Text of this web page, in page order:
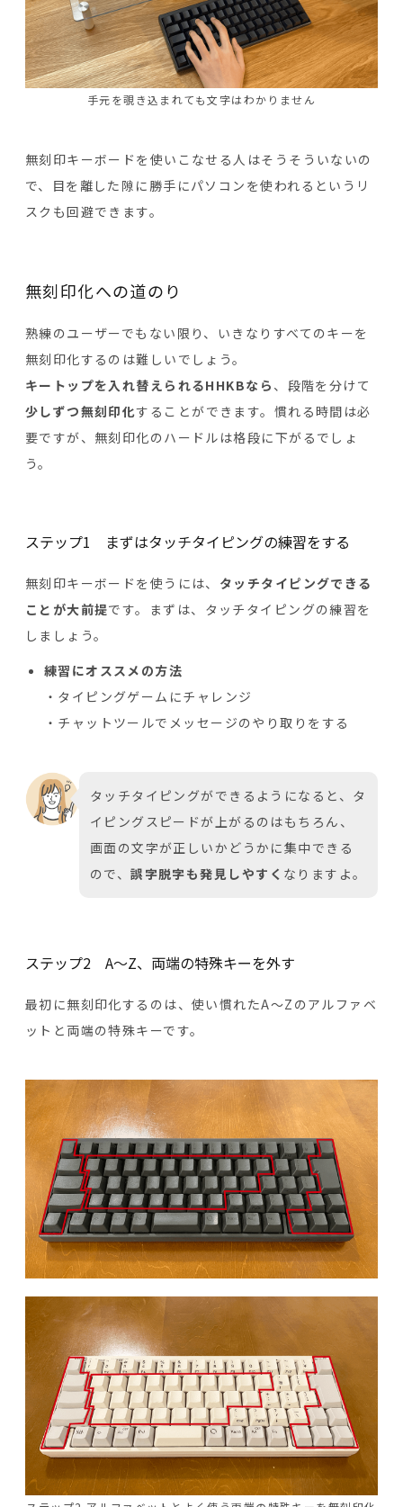
手元を覗き込まれても文字はわかりません
無刻印キーボードを使いこなせる人はそうそういないの
で、目を離した隙に勝手にパソコンを使われるというリ
スクも回避できます。
無刻印化への道のり
熟練のユーザーでもない限り、いきなりすべてのキーを
無刻印化するのは難しいでしょう。
キートップを入れ替えられるHHKBなら 、段階を分けて
少しずつ無刻印化することができます。慣れる時間は必
要ですが、無刻印化のハードルは格段に下がるでしょ
う。
ステップ1 まずはタッチタイピングの練習をする
無刻印キーボードを使うには、 タッチタイピングできる
ことが大前提です。まずは、タッチタイピングの練習を
しましょう。
練習にオススメの方法
タイピングゲームにチャレンジ
チャットツールでメッセージのやり取りをする
タッチタイピングができるようになると、タ
イピングスピードが上がるのはもちろん、
画面の文字が正しいかどうかに集中できる
ので、誤字脱字も発見しやすく なりますよ。
ステップ2 A～Z、両端の特殊キーを外す
最初に無刻印化するのは、使い慣れたA～Zのアルファベ
ットと両端の特殊キーです。